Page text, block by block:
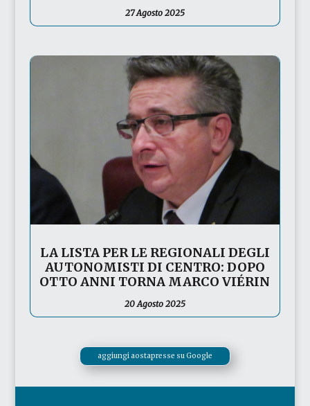
27 Agosto 2025
LA LISTA PER LE REGIONALI DEGLI
AUTONOMISTI DI CENTRO: DOPO
OTTO ANNI TORNA MARCO VIÉRIN
20 Agosto 2025
aggiungi aostapresse su Google